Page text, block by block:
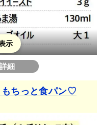
示
細
もちっと食パン♡